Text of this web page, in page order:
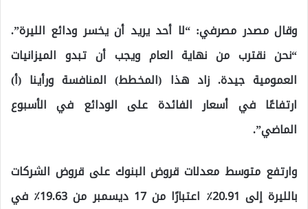
وقال مصدر مصرفي: “لا أحد يريد أن يخسر ودائع الليرة”.
“نحن نقترب من نهاية العام ويجب أن تبدو الميزانيات
العمومية جيدة. زاد هذا (المخطط) المنافسة ورأينا (أ)
ارتفاعًا في أسعار الفائدة على الودائع في الأسبوع
الماضي”.
وارتفع متوسط ​​معدلات قروض البنوك على قروض الشركات
بالليرة إلى 20.91٪ اعتبارًا من 17 ديسمبر من 19.63٪ في